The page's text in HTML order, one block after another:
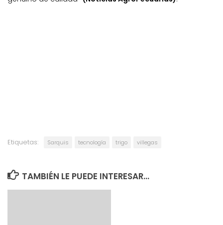
Etiquetas: Sarquis tecnología trigo villegas
TAMBIÉN LE PUEDE INTERESAR...